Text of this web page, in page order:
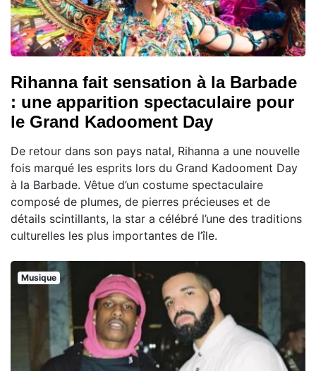
Rihanna fait sensation à la Barbade
: une apparition spectaculaire pour
le Grand Kadooment Day
De retour dans son pays natal, Rihanna a une nouvelle
fois marqué les esprits lors du Grand Kadooment Day
à la Barbade. Vêtue d’un costume spectaculaire
composé de plumes, de pierres précieuses et de
détails scintillants, la star a célébré l’une des traditions
culturelles les plus importantes de l’île.
Musique